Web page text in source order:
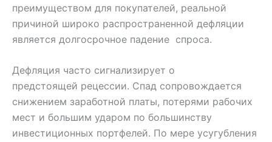
преимуществом для покупателей, реальной
причиной широко распространенной дефляции
является долгосрочное падение спроса.
Дефляция часто сигнализирует о
предстоящей рецессии. Спад сопровождается
снижением заработной платы, потерями рабочих
мест и большим ударом по большинству
инвестиционных портфелей. По мере усугубления